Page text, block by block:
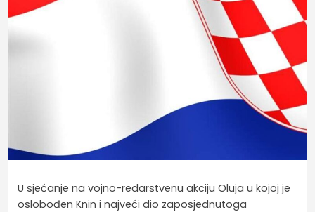
U sjećanje na vojno-redarstvenu akciju Oluja u kojoj je
oslobođen Knin i najveći dio zaposjednutoga